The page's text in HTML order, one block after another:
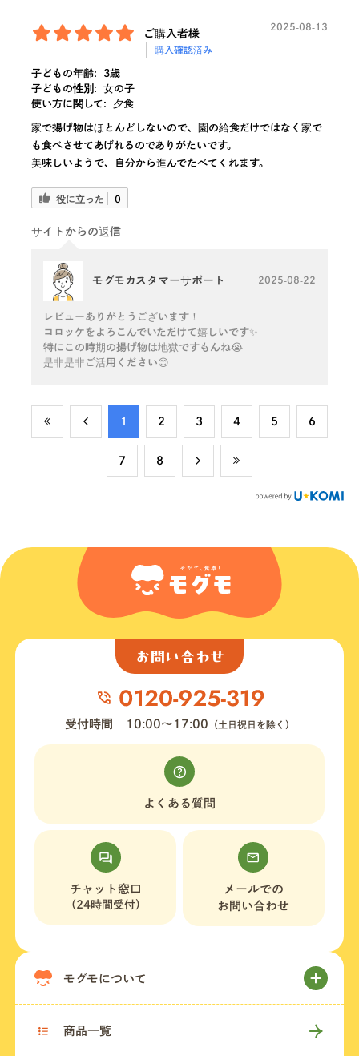
ご購入者様
購入確認済み
2025-08-13
子どもの年齢:
3歳
子どもの性別:
女の子
使い方に関して:
夕食
家で揚げ物はほとんどしないので、園の給食だけではなく家で
も食べさせてあげれるのでありがたいです。
美味しいようで、自分から進んでたべてくれます。
役に立った 0
サイトからの返信
モグモカスタマーサポート 2025-08-22
レビューありがとうございます！
コロッケをよろこんでいただけて嬉しいです✨
特にこの時期の揚げ物は地獄ですもんね😭
是非是非ご活用ください😊
​1 ​2 ​3 ​4 ​5 ​6
​7 ​8
お問い合わせ
受付時間 10:00〜17:00 （土日祝日を除く）
よくある質問
チャット窓口
（24時間受付）
メールでの
お問い合わせ
モグモについて
商品一覧